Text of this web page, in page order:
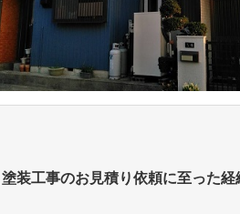
塗装工事のお見積り依頼に至った経